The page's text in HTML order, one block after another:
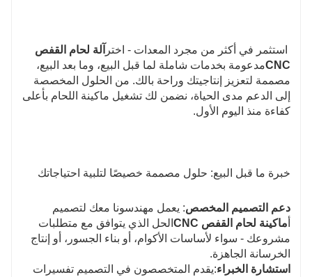
7. أنظمة التقويم مصنوعة من مادة سبائك عالية
القوة، عالية القوة، مضادة للتآكل وتحسن عمر
الأجزاء المتآكلة
استثمر في أكثر من مجرد المعدات - اختر
CNC
كفاءة منذ اليوم الأول.
خبرة ما قبل البيع: حلول مصممة خصيصًا لتلبية احتياجاتك
دعم التصميم المخصص: يعمل مهندسونا معك لتصميم
ماكينة لحام القفص CNC
الحل الذي يتوافق مع متطلبات
مشروعك - سواء لأساسات الأكوام، أو بناء الجسور، أو إنتاج
الخرسانة الجاهزة.
استشارة الخبراء:يقدم المتخصصون في التصميم تفسيرات